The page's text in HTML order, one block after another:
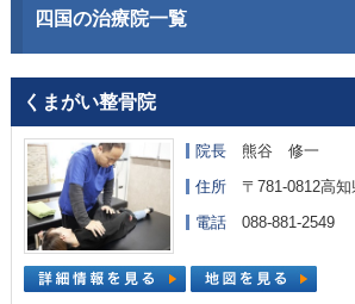
四国の治療院一覧
くまがい整骨院
院長熊谷 修一
住所〒781-0812高知
電話088-881-2549